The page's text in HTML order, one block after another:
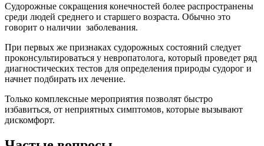
Судорожные сокращения конечностей более распространены
среди людей среднего и старшего возраста. Обычно это
говорит о наличии заболевания.
При первых же признаках судорожных состояний следует
проконсультироваться у невропатолога, который проведет ряд
диагностических тестов для определения природы судорог и
начнет подбирать их лечение.
Только комплексные мероприятия позволят быстро
избавиться, от неприятных симптомов, которые вызывают
дискомфорт.